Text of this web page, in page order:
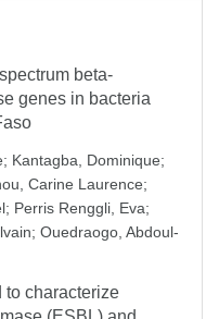
beta-
genes in bacteria
; Kantagba, Dominique;
Carine Laurence;
; Perris Renggli, Eva;
; Ouedraogo, Abdoul-
to characterize